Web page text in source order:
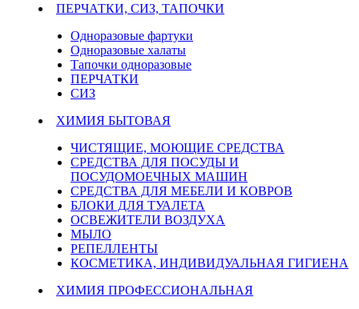
ПЕРЧАТКИ, СИЗ, ТАПОЧКИ
Одноразовые фартуки
Одноразовые халаты
Тапочки одноразовые
ПЕРЧАТКИ
СИЗ
ХИМИЯ БЫТОВАЯ
ЧИСТЯЩИЕ, МОЮЩИЕ СРЕДСТВА
СРЕДСТВА ДЛЯ ПОСУДЫ И
ПОСУДОМОЕЧНЫХ МАШИН
СРЕДСТВА ДЛЯ МЕБЕЛИ И КОВРОВ
БЛОКИ ДЛЯ ТУАЛЕТА
ОСВЕЖИТЕЛИ ВОЗДУХА
МЫЛО
РЕПЕЛЛЕНТЫ
КОСМЕТИКА, ИНДИВИДУАЛЬНАЯ ГИГИЕНА
ХИМИЯ ПРОФЕССИОНАЛЬНАЯ